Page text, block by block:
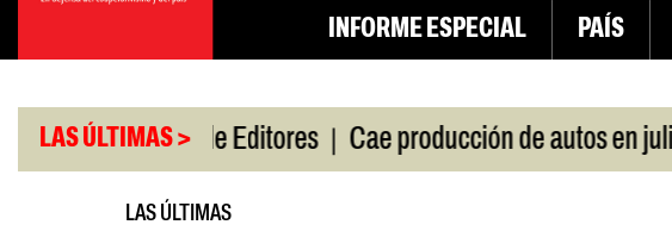
INFORME ESPECIAL PAÍS
LAS ÚLTIMAS >
gira | Feria de Editores | Cae producción de autos en julio |
LAS ÚLTIMAS